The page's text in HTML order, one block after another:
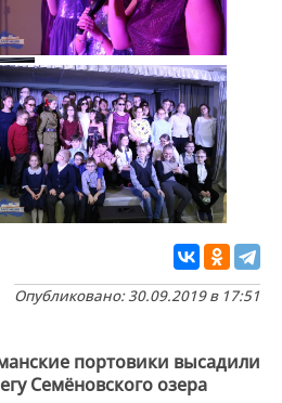
Опубликовано: 30.09.2019 в 17:51
портовики высадили
Семёновского озера